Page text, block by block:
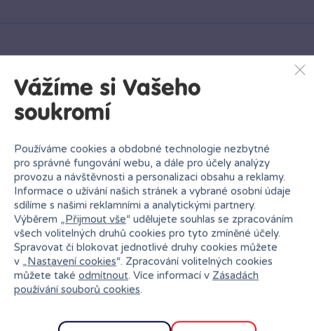
11.08.
Vložit produkt do košíku
Ihned k odběru na pobočce
Bambule Liberec OC Nisa
Dnes od 10:00
Vážíme si Vašeho
soukromí
Používáme cookies a obdobné technologie nezbytné
pro správné fungování webu, a dále pro účely analýzy
provozu a návštěvnosti a personalizaci obsahu a reklamy.
Informace o užívání našich stránek a vybrané osobní údaje
sdílíme s našimi reklamními a analytickými partnery.
Výběrem „Přijmout vše“ udělujete souhlas se zpracováním
všech volitelných druhů cookies pro tyto zmíněné účely.
Spravovat či blokovat jednotlivé druhy cookies můžete
v „Nastavení cookies“. Zpracování volitelných cookies
můžete také odmítnout. Více informací v Zásadách
používání souborů cookies.